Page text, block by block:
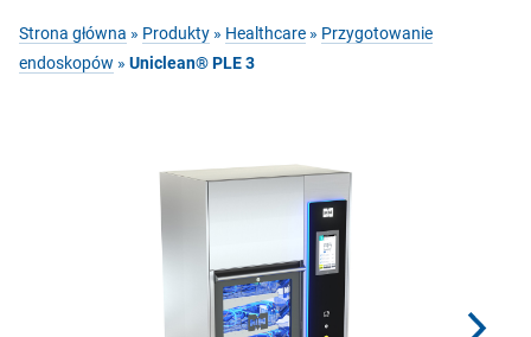
Strona główna » Produkty » Healthcare » Przygotowanie
endoskopów » Uniclean® PLE 3